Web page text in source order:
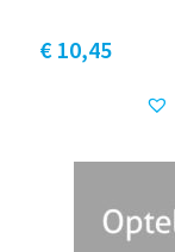
€ 10,45